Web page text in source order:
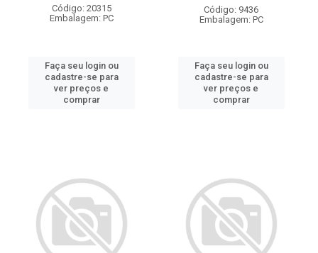
Código: 20315
Embalagem: PC
Faça seu login ou
cadastre-se para
ver preços e
comprar
Código: 9436
Embalagem: PC
Faça seu login ou
cadastre-se para
ver preços e
comprar